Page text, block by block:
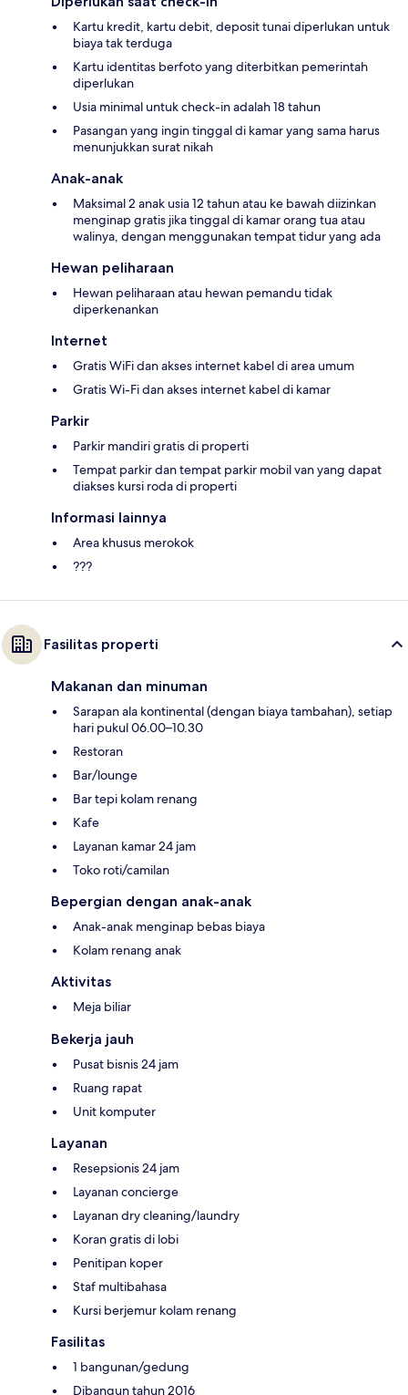
Kartu kredit, kartu debit, deposit tunai diperlukan untuk
biaya tak terduga
Kartu identitas berfoto yang diterbitkan pemerintah
diperlukan
Usia minimal untuk check-in adalah 18 tahun
Pasangan yang ingin tinggal di kamar yang sama harus
menunjukkan surat nikah
Anak-anak
Maksimal 2 anak usia 12 tahun atau ke bawah diizinkan
menginap gratis jika tinggal di kamar orang tua atau
walinya, dengan menggunakan tempat tidur yang ada
Hewan peliharaan
Hewan peliharaan atau hewan pemandu tidak
diperkenankan
Internet
Gratis WiFi dan akses internet kabel di area umum
Gratis Wi-Fi dan akses internet kabel di kamar
Parkir
Parkir mandiri gratis di properti
Tempat parkir dan tempat parkir mobil van yang dapat
diakses kursi roda di properti
Informasi lainnya
Area khusus merokok
???
Fasilitas properti
Makanan dan minuman
Sarapan ala kontinental (dengan biaya tambahan), setiap
hari pukul 06.00–10.30
Restoran
Bar/lounge
Bar tepi kolam renang
Kafe
Layanan kamar 24 jam
Toko roti/camilan
Bepergian dengan anak-anak
Anak-anak menginap bebas biaya
Kolam renang anak
Aktivitas
Meja biliar
Bekerja jauh
Pusat bisnis 24 jam
Ruang rapat
Unit komputer
Layanan
Resepsionis 24 jam
Layanan concierge
Layanan dry cleaning/laundry
Koran gratis di lobi
Penitipan koper
Staf multibahasa
Kursi berjemur kolam renang
Fasilitas
1 bangunan/gedung
Dibangun tahun 2016